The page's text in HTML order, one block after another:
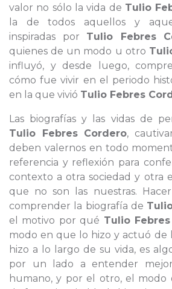
valor no sólo la vida de Tulio
la de todos aquellos y
inspiradas por Tulio Febres
quienes de un modo u otro
influyó, y desde luego,
cómo fue vivir en el periodo
en la que vivió Tulio Febres
Las biografías y las vidas de
Tulio Febres Cordero,
deben valernos en todo
referencia y reflexión para
contexto a otra sociedad y otra
que no son las nuestras.
comprender la biografía de
el motivo por qué Tulio
modo en que lo hizo y actuó de
hizo a lo largo de su vida, es
por un lado a entender
humano, y por el otro, el modo